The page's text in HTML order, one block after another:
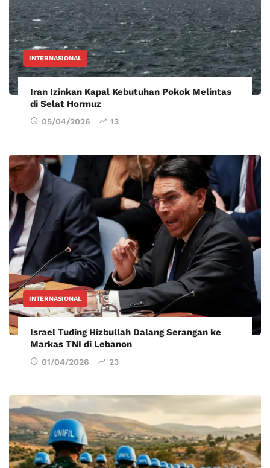
INTERNASIONAL
Iran Izinkan Kapal Kebutuhan Pokok Melintas
di Selat Hormuz
05/04/2026 13
INTERNASIONAL
Israel Tuding Hizbullah Dalang Serangan ke
Markas TNI di Lebanon
01/04/2026 23